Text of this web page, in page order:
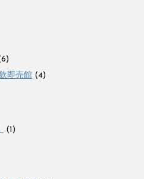
即売館 (4)
(1)